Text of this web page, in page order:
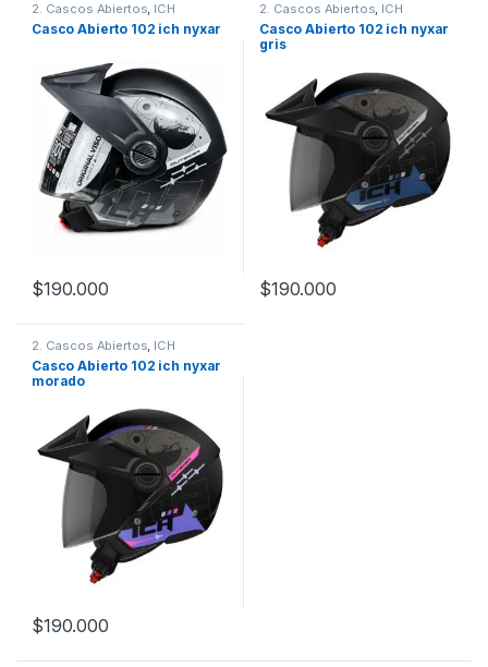
2. Cascos Abiertos, ICH
Casco Abierto 102 ich nyxar
$190.000
Este producto tiene múltiples variantes. Las opciones se
2. Cascos Abiertos, ICH
Casco Abierto 102 ich nyxar
gris
$190.000
Este producto tiene múltiples
2. Cascos Abiertos, ICH
Casco Abierto 102 ich nyxar
morado
$190.000
Este producto tiene múltiples variantes. Las opciones se